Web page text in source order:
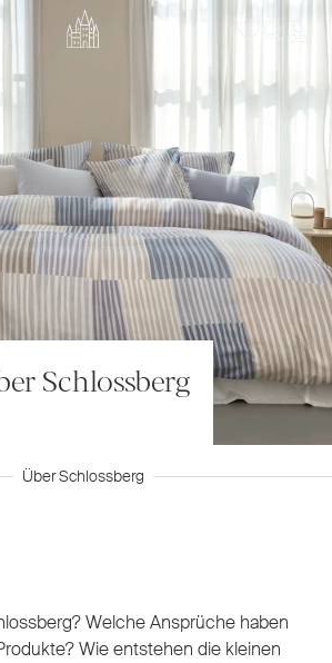
Schlossberg
Über Schlossberg
Welche Ansprüche haben
Wie entstehen die kleinen